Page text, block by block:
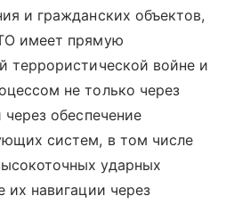
и гражданских объектов,
имеет прямую
террористической войне и
не только через
через обеспечение
систем, в том числе
ударных
их навигации через